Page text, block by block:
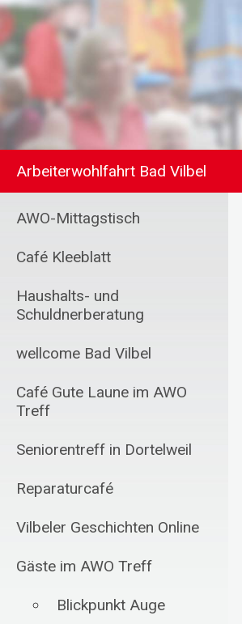
Arbeiterwohlfahrt Bad Vilbel
AWO-Mittagstisch
Café Kleeblatt
Haushalts- und
Schuldnerberatung
wellcome Bad Vilbel
Café Gute Laune im AWO
Treff
Seniorentreff in Dortelweil
Reparaturcafé
Vilbeler Geschichten Online
Gäste im AWO Treff
Blickpunkt Auge